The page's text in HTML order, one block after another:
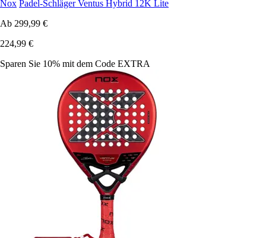
Nox Padel-Schläger Ventus Hybrid 12K Lite
Ab 299,99 €
224,99 €
Sparen Sie 10% mit dem Code EXTRA